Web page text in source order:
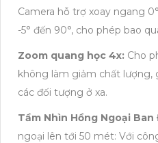
Camera hỗ trợ xoay ngang
-5° đến 90°, cho phép bao
Zoom quang học 4x: Cho
không làm giảm chất lượng,
các đối tượng ở xa.
Tầm Nhìn Hồng Ngoại Ban
ngoại lên tới 50 mét: Với